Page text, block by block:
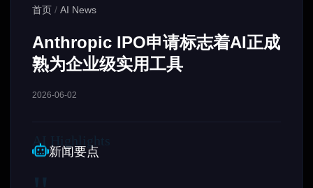
首页 / AI News
Anthropic IPO申请标志着AI正成
熟为企业级实用工具
2026-06-02
新闻要点